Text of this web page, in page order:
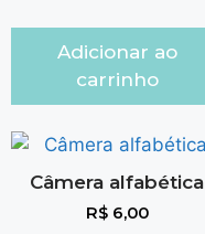
Adicionar ao
carrinho
Câmera alfabética
R$6,00